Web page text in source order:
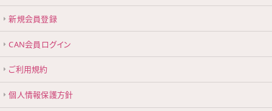
新規会員登録
CAN会員ログイン
ご利用規約
個人情報保護方針